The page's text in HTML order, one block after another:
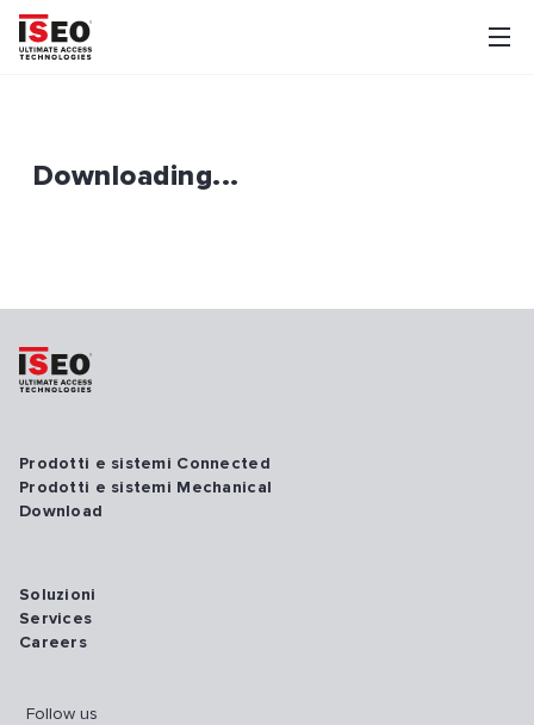
Downloading...
Prodotti e sistemi Connected
Prodotti e sistemi Mechanical
Download
Soluzioni
Services
Careers
Follow us